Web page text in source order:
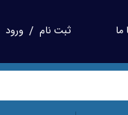
ثبت نام / ورود